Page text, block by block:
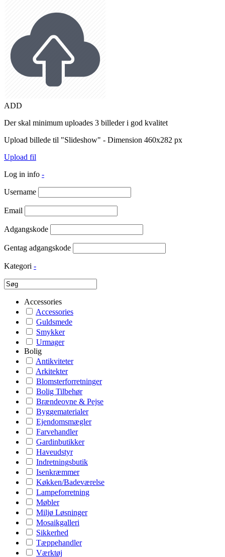
ADD
Der skal minimum uploades 3 billeder i god kvalitet
Upload billede til "Slideshow" - Dimension 460x282 px
Upload fil
Log in info -
Username
Email
Adgangskode
Gentag adgangskode
Kategori -
Accessories
Accessories
Guldsmede
Smykker
Urmager
Bolig
Antikviteter
Arkitekter
Blomsterforretninger
Bolig Tilbehør
Brændeovne & Pejse
Byggematerialer
Ejendomsmægler
Farvehandler
Gardinbutikker
Haveudstyr
Indretningsbutik
Isenkræmmer
Køkken/Badeværelse
Lampeforretning
Møbler
Miljø Løsninger
Mosaikgalleri
Sikkerhed
Tæppehandler
Værktøj